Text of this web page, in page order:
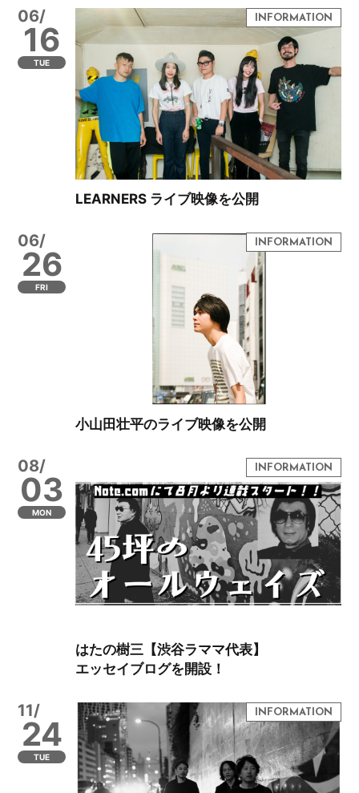
06/
16
TUE
LEARNERS ライブ映像を公開
06/
26
FRI
小山田壮平のライブ映像を公開
08/
03
MON
はたの樹三【渋谷ラママ代表】
エッセイブログを開設！
11/
24
TUE